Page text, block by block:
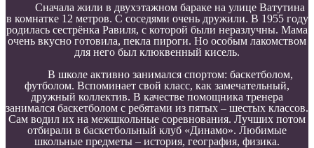
Сначала жили в двухэтажном бараке на улице Ватутина
в комнатке 12 метров. С соседями очень дружили. В 1955 году
родилась сестрёнка Равиля, с которой были неразлучны. Мама
очень вкусно готовила, пекла пироги. Но особым лакомством
для него был клюквенный кисель.
В школе активно занимался спортом: баскетболом,
футболом. Вспоминает свой класс, как замечательный,
дружный коллектив. В качестве помощника тренера
занимался баскетболом с ребятами из пятых – шестых классов.
Сам водил их на межшкольные соревнования. Лучших потом
отбирали в баскетбольный клуб «Динамо». Любимые
школьные предметы – история, география, физика.